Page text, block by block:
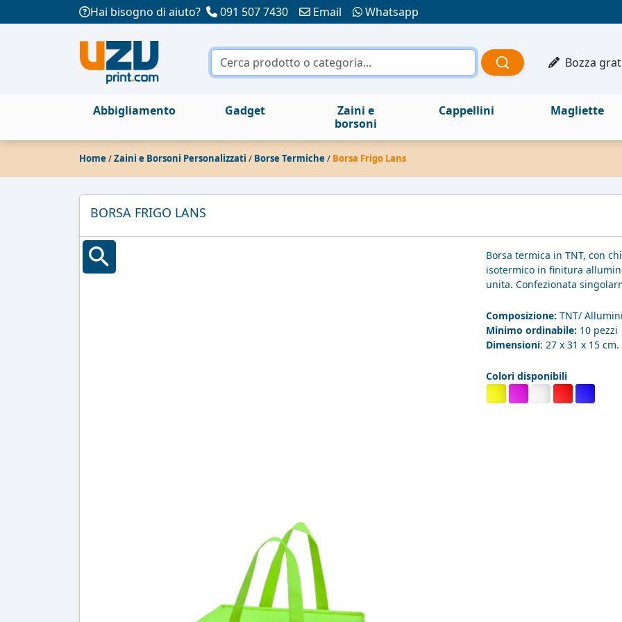
Hai bisogno di aiuto? 091 507 7430 Email Whatsapp
Bozza
Abbigliamento Gadget
Zaini e
borsoni
Cappellini Magliette
Home /Zaini e Borsoni Personalizzati / Borse Termiche / Borsa Frigo Lans
BORSA FRIGO LANS
Borsa termica in TNT, con
isotermico in finitura
unita. Confezionata
Composizione: TNT/
Minimo ordinabile: 10 pezzi
Dimensioni: 27 x 31 x 15 cm.
Colori disponibili